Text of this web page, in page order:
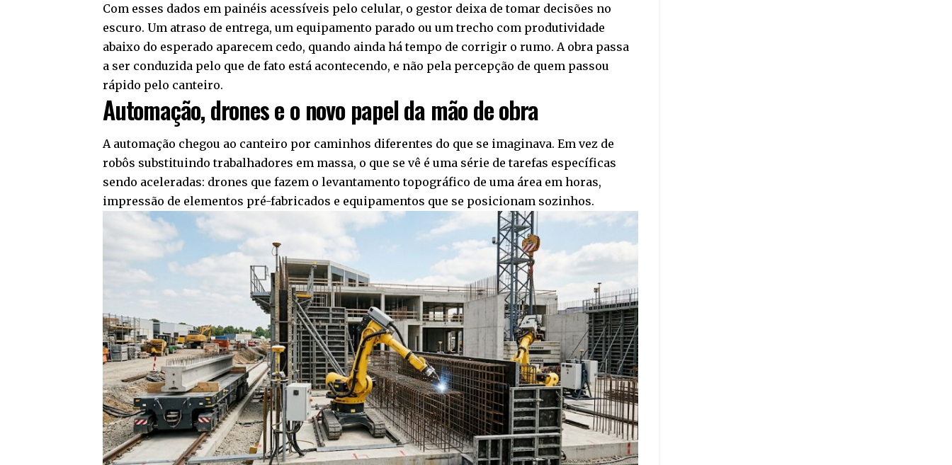
Com esses dados em painéis acessíveis pelo celular, o gestor deixa de tomar decisões no
escuro. Um atraso de entrega, um equipamento parado ou um trecho com produtividade
abaixo do esperado aparecem cedo, quando ainda há tempo de corrigir o rumo. A obra passa
a ser conduzida pelo que de fato está acontecendo, e não pela percepção de quem passou
rápido pelo canteiro.
Automação, drones e o novo papel da mão de obra
A automação chegou ao canteiro por caminhos diferentes do que se imaginava. Em vez de
robôs substituindo trabalhadores em massa, o que se vê é uma série de tarefas específicas
sendo aceleradas: drones que fazem o levantamento topográfico de uma área em horas,
impressão de elementos pré-fabricados e equipamentos que se posicionam sozinhos.